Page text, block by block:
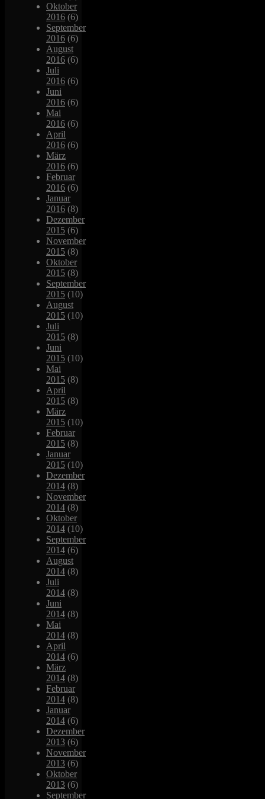
Oktober
2016 (6)
September
2016 (6)
August
2016 (6)
Juli
2016 (6)
Juni
2016 (6)
Mai
2016 (6)
April
2016 (6)
März
2016 (6)
Februar
2016 (6)
Januar
2016 (8)
Dezember
2015 (6)
November
2015 (8)
Oktober
2015 (8)
September
2015 (10)
August
2015 (10)
Juli
2015 (8)
Juni
2015 (10)
Mai
2015 (8)
April
2015 (8)
März
2015 (10)
Februar
2015 (8)
Januar
2015 (10)
Dezember
2014 (8)
November
2014 (8)
Oktober
2014 (10)
September
2014 (6)
August
2014 (8)
Juli
2014 (8)
Juni
2014 (8)
Mai
2014 (8)
April
2014 (6)
März
2014 (8)
Februar
2014 (8)
Januar
2014 (6)
Dezember
2013 (6)
November
2013 (6)
Oktober
2013 (6)
September